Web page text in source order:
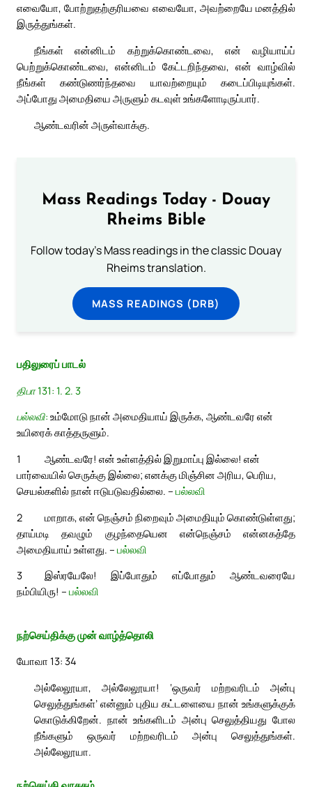
எவையோ, போற்றுதற்குரியவை எவையோ, அவற்றையே மனத்தில்
இருத்துங்கள்.
நீங்கள் என்னிடம் கற்றுக்கொண்டவை, என் வழியாய்ப்
பெற்றுக்கொண்டவை, என்னிடம் கேட்டறிந்தவை, என் வாழ்வில்
நீங்கள் கண்டுணர்ந்தவை யாவற்றையும் கடைப்பிடியுங்கள்.
அப்போது அமைதியை அருளும் கடவுள் உங்களோடிருப்பார்.
ஆண்டவரின் அருள்வாக்கு.
Mass Readings Today - Douay
Rheims Bible
Follow today's Mass readings in the classic Douay
Rheims translation.
MASS READINGS (DRB)
பதிலுரைப் பாடல்
திபா 131: 1. 2. 3
பல்லவி: உம்மோடு நான் அமைதியாய் இருக்க, ஆண்டவரே என்
உயிரைக் காத்தருளும்.
1
ஆண்டவரே! என் உள்ளத்தில் இறுமாப்பு இல்லை! என்
பார்வையில் செருக்கு இல்லை; எனக்கு மிஞ்சின அரிய, பெரிய,
செயல்களில் நான் ஈடுபடுவதில்லை. – பல்லவி
2
மாறாக, என் நெஞ்சம் நிறைவும் அமைதியும் கொண்டுள்ளது;
தாய்மடி தவழும் குழந்தையென என்நெஞ்சம் என்னகத்தே
அமைதியாய் உள்ளது. – பல்லவி
3
இஸ்ரயேலே! இப்போதும் எப்போதும் ஆண்டவரையே
நம்பியிரு! – பல்லவி
நற்செய்திக்கு முன் வாழ்த்தொலி
யோவா 13: 34
அல்லேலூயா, அல்லேலூயா! ‘ஒருவர் மற்றவரிடம் அன்பு
செலுத்துங்கள்’ என்னும் புதிய கட்டளையை நான் உங்களுக்குக்
கொடுக்கிறேன். நான் உங்களிடம் அன்பு செலுத்தியது போல
நீங்களும் ஒருவர் மற்றவரிடம் அன்பு செலுத்துங்கள்.
அல்லேலூயா.